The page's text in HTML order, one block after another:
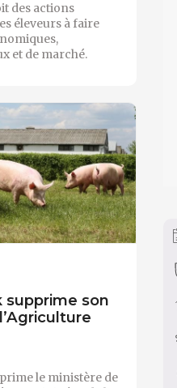
des actions
éleveurs à faire
et de marché.
supprime son
le ministère de